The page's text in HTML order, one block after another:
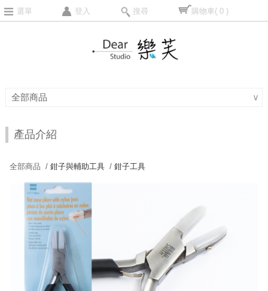
選單 登入 搜尋 購物車( 0 )
全部商品 ∨
產品介紹
全部商品 /鉗子與輔助工具 /鉗子工具